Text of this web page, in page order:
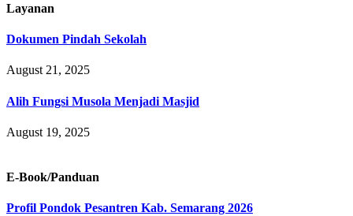
Layanan
Dokumen Pindah Sekolah
August 21, 2025
Alih Fungsi Musola Menjadi Masjid
August 19, 2025
E-Book/Panduan
Profil Pondok Pesantren Kab. Semarang 2026